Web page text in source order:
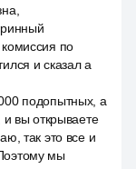
по
и сказал а
подопытных, а
и вы открываете
так это все и
мы